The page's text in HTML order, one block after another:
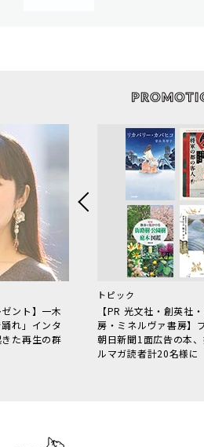
ント】一木
れ」インタ
た再生の群
トピック
【PR 光文社・創英社
房・ミネルヴァ書房】
朝日新聞1面広告の本
ルマガ読者計20名様に